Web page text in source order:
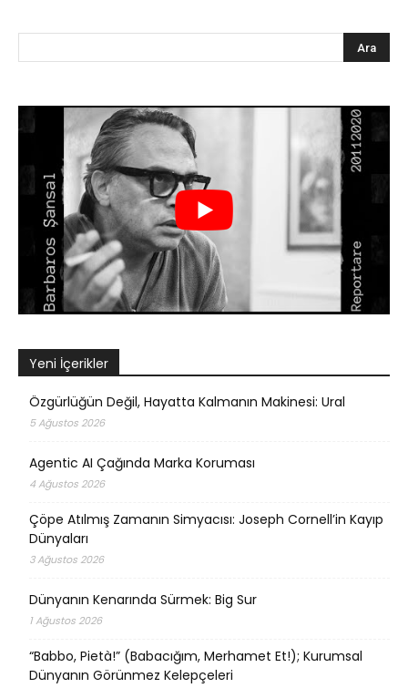
Yeni İçerikler
Özgürlüğün Değil, Hayatta Kalmanın Makinesi: Ural
5 Ağustos 2026
Agentic AI Çağında Marka Koruması
4 Ağustos 2026
Çöpe Atılmış Zamanın Simyacısı: Joseph Cornell’in Kayıp
Dünyaları
3 Ağustos 2026
Dünyanın Kenarında Sürmek: Big Sur
1 Ağustos 2026
“Babbo, Pietà!” (Babacığım, Merhamet Et!); Kurumsal
Dünyanın Görünmez Kelepçeleri